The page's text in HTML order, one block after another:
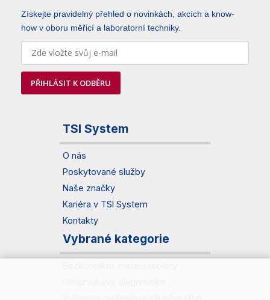
Získejte pravidelný přehled o novinkách, akcích a know-
how v oboru měřicí a laboratorní techniky.
PŘIHLÁSIT K ODBĚRU
TSI System
O nás
Poskytované služby
Naše značky
Kariéra v TSI System
Kontakty
Vybrané kategorie